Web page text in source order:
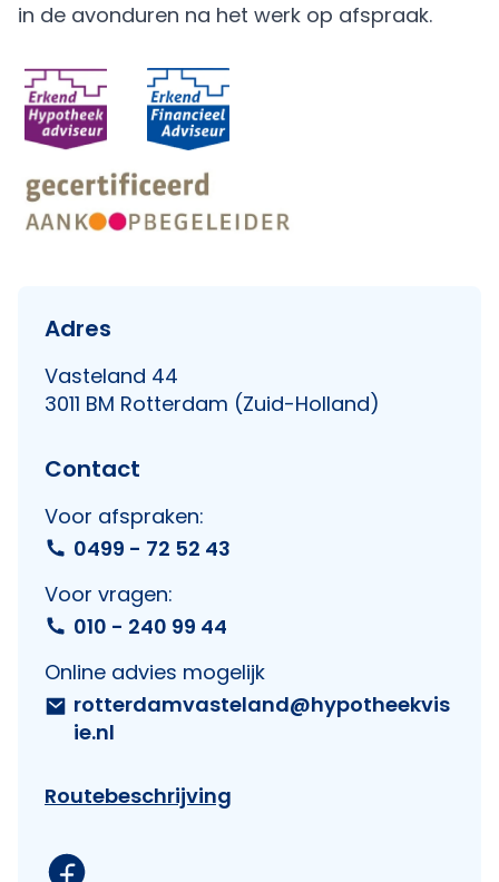
in de avonduren na het werk op afspraak.
Adres
Vasteland 44
3011 BM Rotterdam (Zuid-Holland)
Contact
Voor afspraken:
0499 - 72 52 43
Voor vragen:
010 - 240 99 44
Online advies mogelijk
rotterdamvasteland@hypotheekvis
ie.nl
Routebeschrijving